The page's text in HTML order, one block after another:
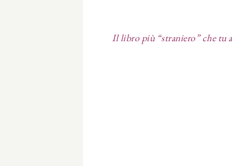
Il libro più “straniero” che tu